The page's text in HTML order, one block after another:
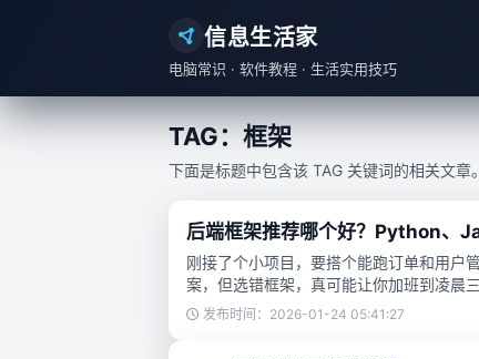
信息生活家
电脑常识 · 软件教程 · 生活实用技巧
TAG：框架
下面是标题中包含该 TAG 关键词的相关文章。
后端框架推荐哪个好？Python、
刚接了个小项目，要搭个能跑订单和用
案，但选错框架，真可能让你加班到凌晨
发布时间：2026-01-24 05:41:27